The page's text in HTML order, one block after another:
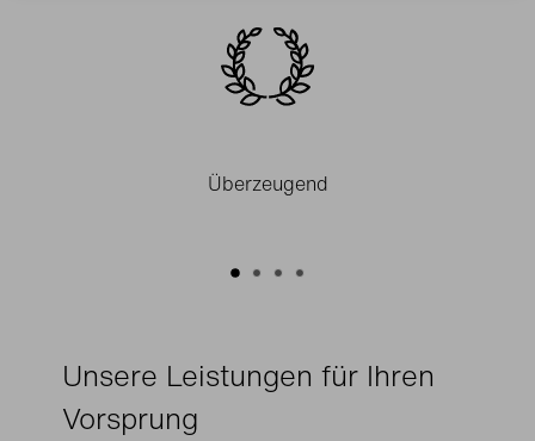
Überzeugend
Unsere Leistungen für Ihren
Vorsprung